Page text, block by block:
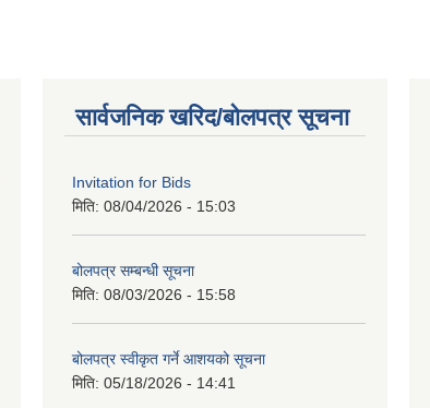
सार्वजनिक खरिद/बोलपत्र सूचना
Invitation for Bids
मिति: 08/04/2026 - 15:03
बोलपत्र सम्बन्धी सूचना
मिति: 08/03/2026 - 15:58
बोलपत्र स्वीकृत गर्ने आशयको सूचना
मिति: 05/18/2026 - 14:41